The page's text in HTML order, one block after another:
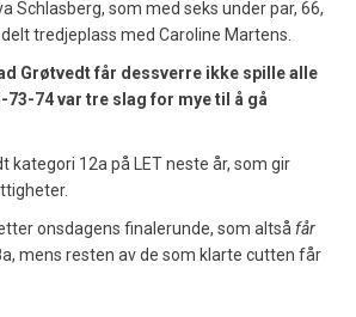
Schlasberg, som med seks under par, 66,
tredjeplass med Caroline Martens.
Grøtvedt får dessverre ikke spille alle
73-74 var tre slag for mye til å gå
kategori 12a på LET neste år, som gir
onsdagens finalerunde, som altså får
mens resten av de som klarte cutten får